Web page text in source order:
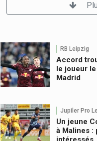
RB Leipzig
Accord
le joueur
Madrid
Jupiler Pro
Un jeune
à Malines